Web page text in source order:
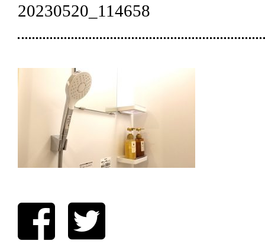
20230520_114658